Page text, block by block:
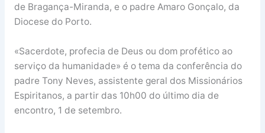
de Bragança-Miranda, e o padre Amaro Gonçalo, da
Diocese do Porto.
«Sacerdote, profecia de Deus ou dom profético ao
serviço da humanidade» é o tema da conferência do
padre Tony Neves, assistente geral dos Missionários
Espiritanos, a partir das 10h00 do último dia de
encontro, 1 de setembro.